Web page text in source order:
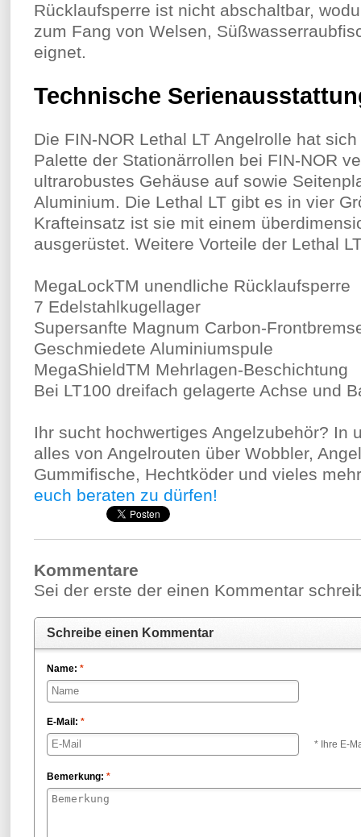
Rücklaufsperre ist nicht abschaltbar,
zum Fang von Welsen,
eignet.
Technische
Die FIN-NOR Lethal LT Angelrolle hat
Palette der Stationärrollen bei FIN-NOR
ultrarobustes Gehäuse auf sowie
Aluminium. Die Lethal LT gibt es in vier
Krafteinsatz ist sie mit einem
ausgerüstet. Weitere Vorteile der Lethal
MegaLockTM unendliche Rücklaufsperre
7 Edelstahlkugellager
Supersanfte Magnum Carbon-
Geschmiedete Aluminiumspule
MegaShieldTM Mehrlagen-Beschichtung
Bei LT100 dreifach gelagerte Achse und
Ihr sucht hochwertiges Angelzubehör? In
alles von Angelrouten über Wobbler,
Gummifische, Hechtköder und vieles
euch beraten zu dürfen!
Kommentare
Sei der erste der einen Kommentar
Schreibe einen Kommentar
Name: *
E-Mail: *
* Ihre E-
Bemerkung: *